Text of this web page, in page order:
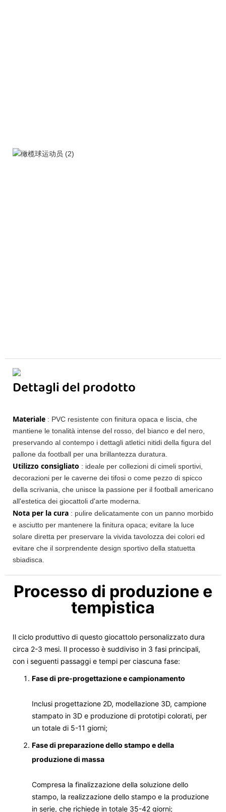
Dettagli del prodotto
Materiale : PVC resistente con finitura opaca e liscia, che
mantiene le tonalità intense del rosso, del bianco e del nero,
preservando al contempo i dettagli atletici nitidi della figura del
pallone da football per una brillantezza duratura.
Utilizzo consigliato : ideale per collezioni di cimeli sportivi,
decorazioni per le caverne dei tifosi o come pezzo di spicco
della scrivania, che unisce la passione per il football americano
all'estetica dei giocattoli d'arte moderna.
Nota per la cura : pulire delicatamente con un panno morbido
e asciutto per mantenere la finitura opaca; evitare la luce
solare diretta per preservare la vivida tavolozza dei colori ed
evitare che il sorprendente design sportivo della statuetta
sbiadisca.
Processo di produzione e
tempistica
Il ciclo produttivo di questo giocattolo personalizzato dura
circa 2-3 mesi. Il processo è suddiviso in 3 fasi principali,
con i seguenti passaggi e tempi per ciascuna fase:
Fase di pre-progettazione e campionamento
Inclusi progettazione 2D, modellazione 3D, campione
stampato in 3D e produzione di prototipi colorati, per
un totale di 5-11 giorni;
Fase di preparazione dello stampo e della
produzione di massa
Compresa la finalizzazione della soluzione dello
stampo, la realizzazione dello stampo e la produzione
in serie, che richiede in totale 35-42 giorni;